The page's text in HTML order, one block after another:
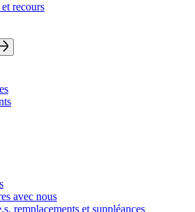
recours
avec nous
remplacements et suppléances